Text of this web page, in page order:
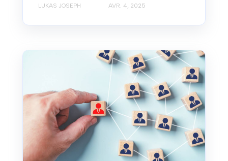
LUKAS JOSEPH AVR. 4, 2025